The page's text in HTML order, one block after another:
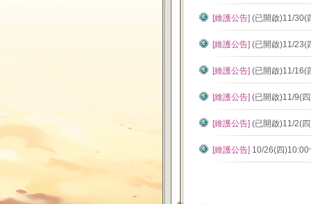
[維護公告] (已開啟)11/30(
[維護公告] (已開啟)11/23(
[維護公告] (已開啟)11/16(
[維護公告] (已開啟)11/9(
[維護公告] (已開啟)11/2(
[維護公告] 10/26(四